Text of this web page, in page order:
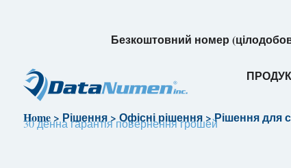
Безкоштовний номер
30 денна гарантія повернення грошей
Home> Рішення> Офісні рішення>Рішення для